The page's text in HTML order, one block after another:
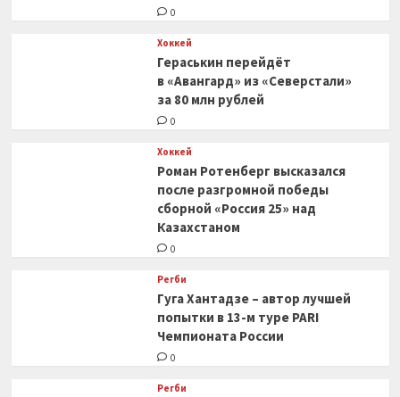
0
Хоккей
Гераськин перейдёт
в «Авангард» из «Северстали»
за 80 млн рублей
0
Хоккей
Роман Ротенберг высказался
после разгромной победы
сборной «Россия 25» над
Казахстаном
0
Регби
Гуга Хантадзе – автор лучшей
попытки в 13-м туре PARI
Чемпионата России
0
Регби